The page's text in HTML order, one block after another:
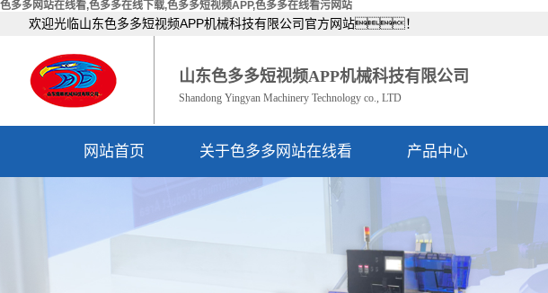
色多多网站在线看,色多多在线下载,色多多短视频APP,色多多在线看污网站
欢迎光临山东色多多短视频APP机械科技有限公司官方网站！
山东色多多短视频APP机械科技有限公司
Shandong Yingyan Machinery Technology co., LTD
网站首页 关于色多多网站在线看
公司简介
产品中心